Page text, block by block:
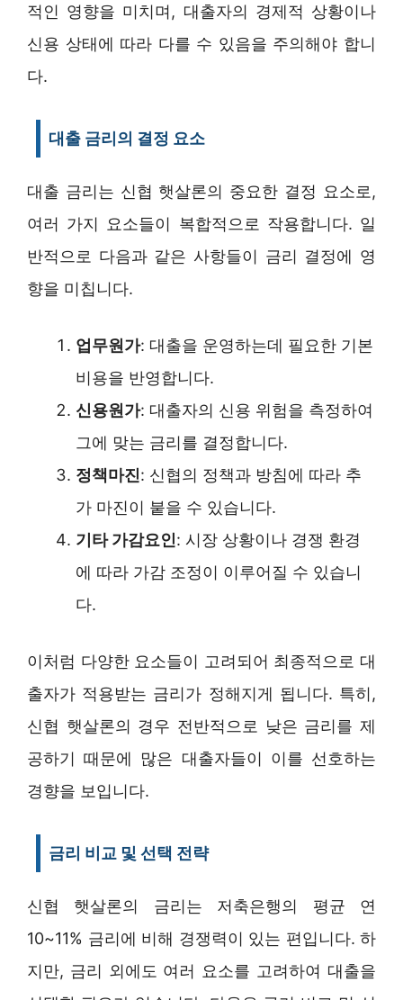
적인 영향을 미치며, 대출자의 경제적 상황이나
신용 상태에 따라 다를 수 있음을 주의해야 합니
다.
대출 금리의 결정 요소
대출 금리는 신협 햇살론의 중요한 결정 요소로,
여러 가지 요소들이 복합적으로 작용합니다. 일
반적으로 다음과 같은 사항들이 금리 결정에 영
향을 미칩니다.
업무원가: 대출을 운영하는데 필요한 기본
비용을 반영합니다.
신용원가: 대출자의 신용 위험을 측정하여
그에 맞는 금리를 결정합니다.
정책마진: 신협의 정책과 방침에 따라 추
가 마진이 붙을 수 있습니다.
기타 가감요인: 시장 상황이나 경쟁 환경
에 따라 가감 조정이 이루어질 수 있습니
다.
이처럼 다양한 요소들이 고려되어 최종적으로 대
출자가 적용받는 금리가 정해지게 됩니다. 특히,
신협 햇살론의 경우 전반적으로 낮은 금리를 제
공하기 때문에 많은 대출자들이 이를 선호하는
경향을 보입니다.
금리 비교 및 선택 전략
신협 햇살론의 금리는 저축은행의 평균 연
10~11% 금리에 비해 경쟁력이 있는 편입니다. 하
지만, 금리 외에도 여러 요소를 고려하여 대출을